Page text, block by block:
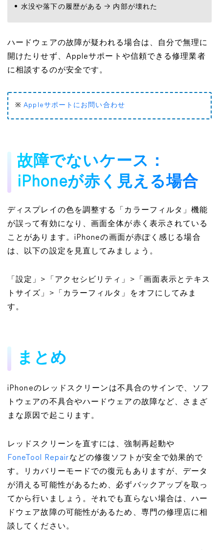
水没や落下の履歴がある → 内部が壊れた
ハードウェアの故障が疑われる場合は、自分で無理に
開けたりせず、Appleサポートや信頼できる修理業者
に相談するのが安全です。
※Appleサポートにお問い合わせ
故障でないケース：
iPhoneが赤く見える場合
ディスプレイの色を調整する「カラーフィルタ」機能
が誤って有効になり、画面全体が赤く表示されている
ことがあります。iPhoneの画面が赤ぽく感じる場合
は、以下の設定を見直してみましょう。
「設定」>「アクセシビリティ」>「画面表示とテキス
トサイズ」>「カラーフィルタ」をオフにしてみま
す。
まとめ
iPhoneのレッドスクリーンは不具合のサインで、ソフ
トウェアの不具合やハードウェアの故障など、さまざ
まな原因で起こります。
レッドスクリーンを直すには、強制再起動や
FoneTool Repairなどの修復ソフトが安全で効果的で
す。リカバリーモードでの復元もありますが、データ
が消える可能性があるため、必ずバックアップを取っ
てから行いましょう。それでも直らない場合は、ハー
ドウェア故障の可能性があるため、専門の修理店に相
談してください。